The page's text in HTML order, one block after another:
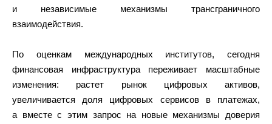
и независимые механизмы трансграничного
взаимодействия.
По оценкам международных институтов, сегодня
финансовая инфраструктура переживает масштабные
изменения: растет рынок цифровых активов,
увеличивается доля цифровых сервисов в платежах,
а вместе с этим запрос на новые механизмы доверия